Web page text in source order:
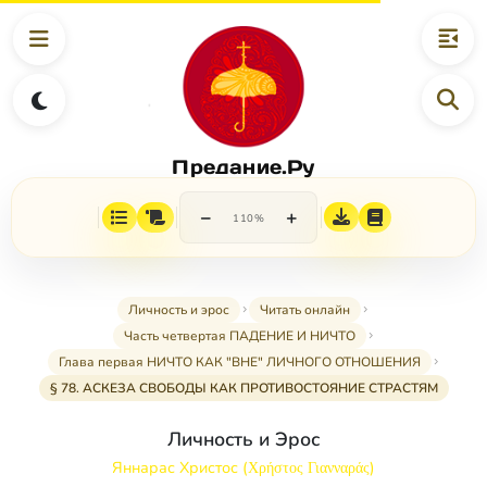
Предание.Ру
− 110% +
Личность и эрос
Читать онлайн
Часть четвертая ПАДЕНИЕ И НИЧТО
Глава первая НИЧТО КАК "ВНЕ" ЛИЧНОГО ОТНОШЕНИЯ
§ 78. АСКЕЗА СВОБОДЫ КАК ПРОТИВОСТОЯНИЕ СТРАСТЯМ
Личность и Эрос
Яннарас Христос (Χρήστος Γιανναράς)